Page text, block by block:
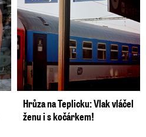
Hrůza na Teplicku: Vlak vláčel
ženu i s kočárkem!